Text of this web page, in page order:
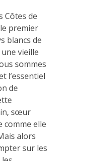
Côtes de
premier
blancs de
vieille
sommes
l’essentiel
de
sœur
comme elle
alors
sur les